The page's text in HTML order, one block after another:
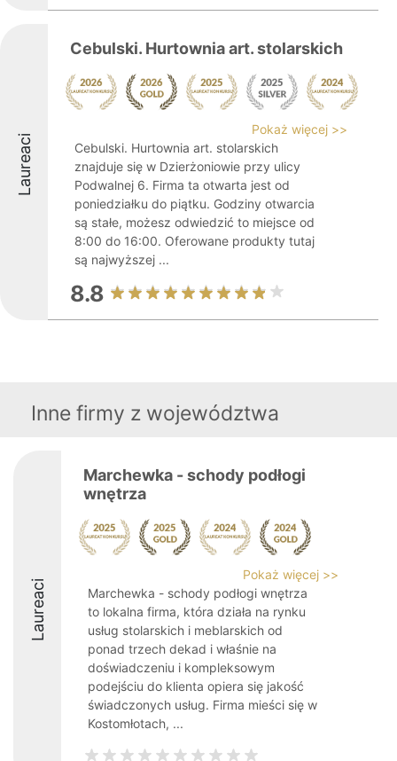
Laureaci
Cebulski. Hurtownia art. stolarskich
Pokaż więcej >>
Cebulski. Hurtownia art. stolarskich
znajduje się w Dzierżoniowie przy ulicy
Podwalnej 6. Firma ta otwarta jest od
poniedziałku do piątku. Godziny otwarcia
są stałe, możesz odwiedzić to miejsce od
8:00 do 16:00. Oferowane produkty tutaj
są najwyższej ...
8.8
Inne firmy z województwa
Laureaci
Marchewka - schody podłogi
wnętrza
Pokaż więcej >>
Marchewka - schody podłogi wnętrza
to lokalna firma, która działa na rynku
usług stolarskich i meblarskich od
ponad trzech dekad i właśnie na
doświadczeniu i kompleksowym
podejściu do klienta opiera się jakość
świadczonych usług. Firma mieści się w
Kostomłotach, ...